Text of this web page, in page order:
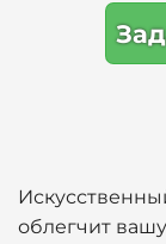
облегчит